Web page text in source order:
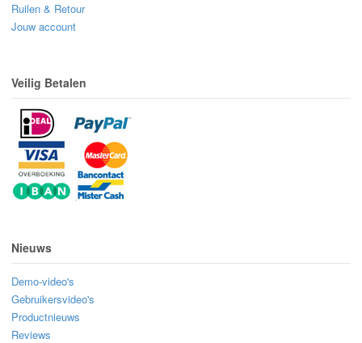
Ruilen & Retour
Jouw account
Veilig Betalen
Nieuws
Demo-video's
Gebruikersvideo's
Productnieuws
Reviews